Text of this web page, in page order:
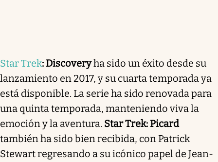
Star Trek: Discoveryha sido un éxito desde su
lanzamiento en 2017, y su cuarta temporada ya
está disponible. La serie ha sido renovada para
una quinta temporada, manteniendo viva la
emoción y la aventura. Star Trek: Picard
también ha sido bien recibida, con Patrick
Stewart regresando a su icónico papel de Jean-